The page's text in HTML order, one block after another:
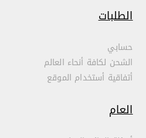
الطلبات
حسابي
الشحن لكافة أنحاء العالم
أتفاقية أستخدام الموقع
العام